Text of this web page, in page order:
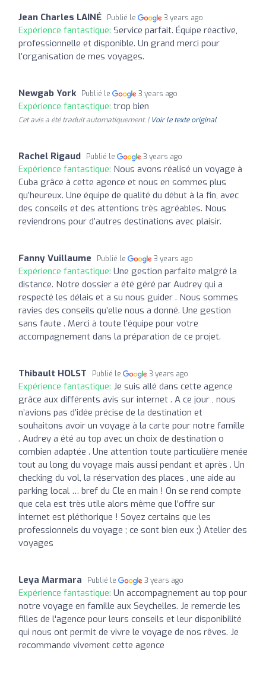
Jean Charles LAINÉ Publié le 3 years ago
Expérience fantastique: Service parfait. Équipe réactive,
professionnelle et disponible. Un grand merci pour
l’organisation de mes voyages.
Newgab York Publié le 3 years ago
Expérience fantastique: trop bien
Cet avis a été traduit automatiquement. | Voir le texte original
Rachel Rigaud Publié le 3 years ago
Expérience fantastique: Nous avons réalisé un voyage à
Cuba grâce à cette agence et nous en sommes plus
qu’heureux. Une équipe de qualité du début à la fin, avec
des conseils et des attentions très agréables. Nous
reviendrons pour d’autres destinations avec plaisir.
Fanny Vuillaume Publié le 3 years ago
Expérience fantastique: Une gestion parfaite malgré la
distance. Notre dossier a été géré par Audrey qui a
respecté les délais et a su nous guider . Nous sommes
ravies des conseils qu’elle nous a donné. Une gestion
sans faute . Merci à toute l’équipe pour votre
accompagnement dans la préparation de ce projet.
Thibault HOLST Publié le 3 years ago
Expérience fantastique: Je suis allé dans cette agence
grâce aux différents avis sur internet . A ce jour , nous
n’avions pas d’idée précise de la destination et
souhaitons avoir un voyage à la carte pour notre famille
. Audrey a été au top avec un choix de destination o
combien adaptée . Une attention toute particulière menée
tout au long du voyage mais aussi pendant et après . Un
checking du vol, la réservation des places , une aide au
parking local … bref du Cle en main ! On se rend compte
que cela est très utile alors même que l’offre sur
internet est pléthorique ! Soyez certains que les
professionnels du voyage ; ce sont bien eux ;) Atelier des
voyages
Leya Marmara Publié le 3 years ago
Expérience fantastique: Un accompagnement au top pour
notre voyage en famille aux Seychelles. Je remercie les
filles de l'agence pour leurs conseils et leur disponibilité
qui nous ont permit de vivre le voyage de nos rêves. Je
recommande vivement cette agence